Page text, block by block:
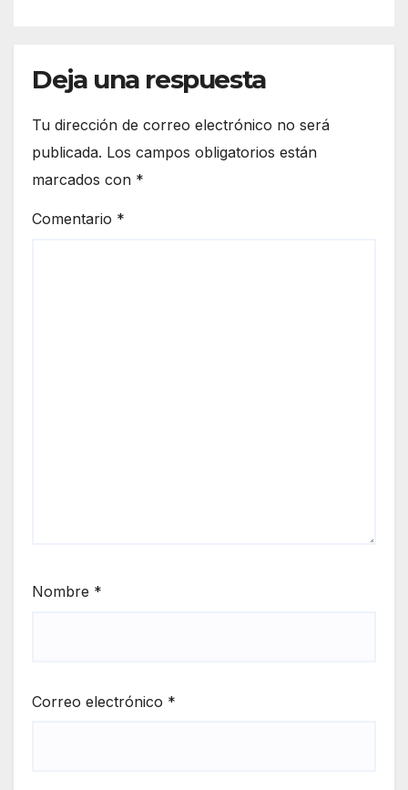
Deja una respuesta
Tu dirección de correo electrónico no será
publicada. Los campos obligatorios están
marcados con *
Comentario *
Nombre *
Correo electrónico *